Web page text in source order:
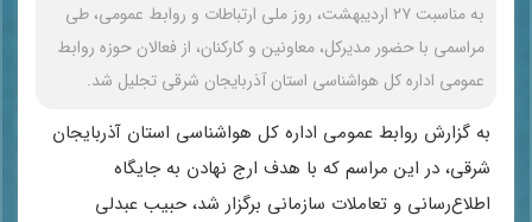
به مناسبت ۲۷ اردیبهشت، روز ملی ارتباطات و روابط عمومی، طی
مراسمی با حضور مدیرکل، معاونین و کارکنان، از فعالان حوزه روابط
عمومی اداره کل هواشناسی استان آذربایجان شرقی تجلیل شد.
به گزارش روابط عمومی اداره کل هواشناسی استان آذربایجان
شرقی، در این مراسم که با هدف ارج نهادن به جایگاه
اطلاع‌رسانی و تعاملات سازمانی برگزار شد، حبیب عبدلی